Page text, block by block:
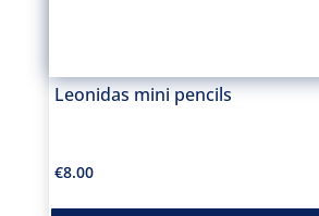
Leonidas mini pencils
€8.00